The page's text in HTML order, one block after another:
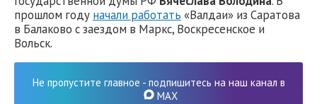
прошлом году начали работать «Валдаи» из Саратова
в Балаково с заездом в Маркс, Воскресенское и
Вольск.
Не пропустите главное - подпишитесь на наш канал в
MAX